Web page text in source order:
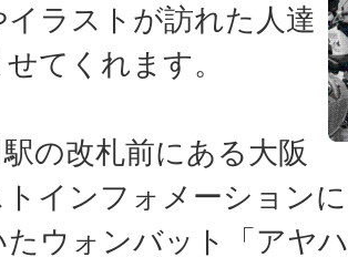
ラストが訪れた人達
てくれます。
の改札前にある大阪
インフォメーション
たウォンバット「アヤ